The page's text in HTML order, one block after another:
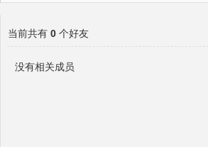
当前共有 0 个好友
没有相关成员